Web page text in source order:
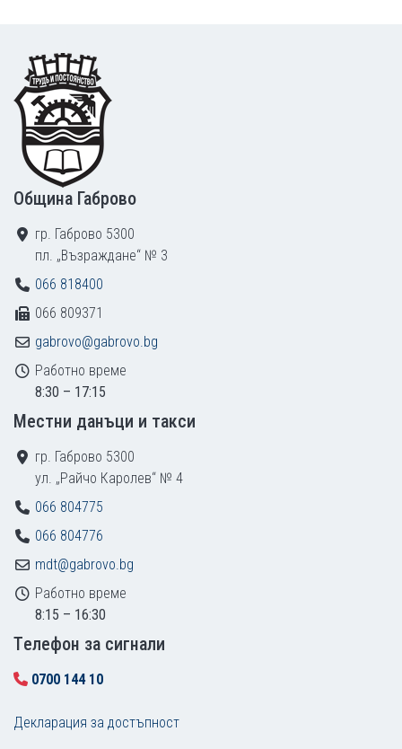
Footer
Община Габрово
гр. Габрово 5300
пл. „Възраждане“ № 3
066 818400
066 809371
gabrovo@gabrovo.bg
Работно време
8:30 – 17:15
Местни данъци и такси
гр. Габрово 5300
ул. „Райчо Каролев“ № 4
066 804775
066 804776
mdt@gabrovo.bg
Работно време
8:15 – 16:30
Tелефон за сигнали
0700 144 10
Декларация за достъпност